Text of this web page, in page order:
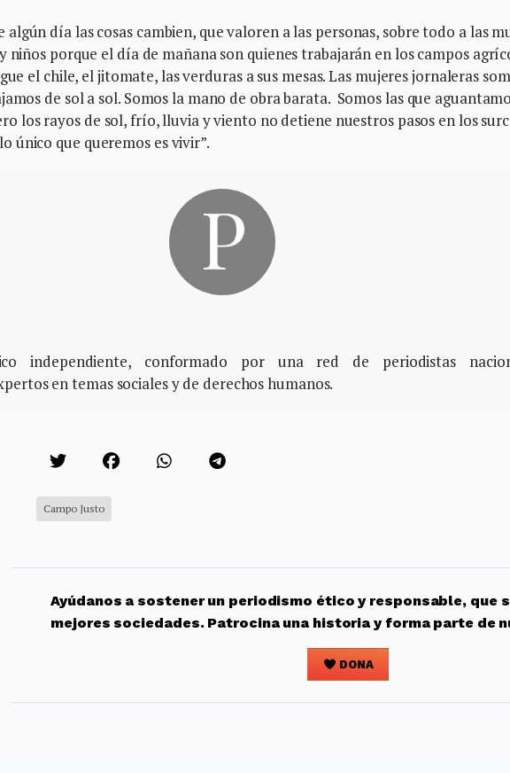
algún día las cosas cambien, que valoren a las personas, sobre todo a las
niños porque el día de mañana son quienes trabajarán en los campos
el chile, el jitomate, las verduras a sus mesas. Las mujeres jornaleras
de sol a sol. Somos la mano de obra barata. Somos las que
los rayos de sol, frío, lluvia y viento no detiene nuestros pasos en los
único que queremos es vivir”.
independiente, conformado por una red de periodistas
en temas sociales y de derechos humanos.
Campo Justo
Ayúdanos a sostener un periodismo ético y responsable, que
mejores sociedades. Patrocina una historia y forma parte de
DONA